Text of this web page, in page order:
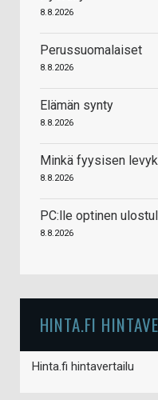
8.8.2026
Perussuomalaiset
8.8.2026
Elämän synty
8.8.2026
Minkä fyysisen
8.8.2026
PC:lle optinen
8.8.2026
HINTA.FI
Hinta.fi hintavertailu